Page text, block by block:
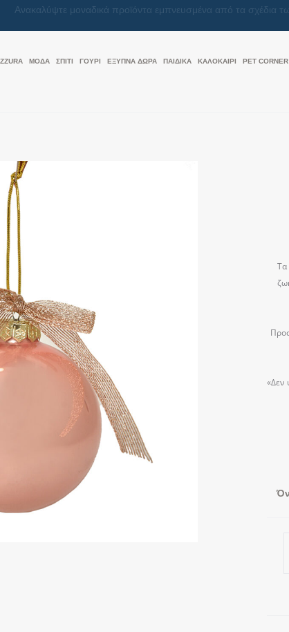
Μαζί, κάνουμε κάθε δώρο μια πράξη
ΜΟΔΑ ΣΠΙΤΙ ΓΟΥΡΙ ΕΞΥΠΝΑ ΔΩΡΑ ΠΑΙΔΙΚΑ ΚΑΛΟΚΑΊΡΙ PET CORNER
Τα
«Δεν